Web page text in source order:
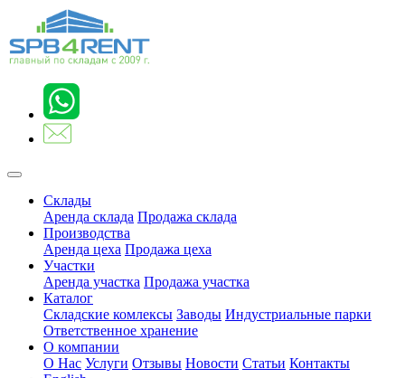
Склады
Аренда склада Продажа склада
Производства
Аренда цеха Продажа цеха
Участки
Аренда участка Продажа участка
Каталог
Складские комлексы Заводы Индустриальные парки
Ответственное хранение
О компании
О Нас Услуги Отзывы Новости Статьи Контакты